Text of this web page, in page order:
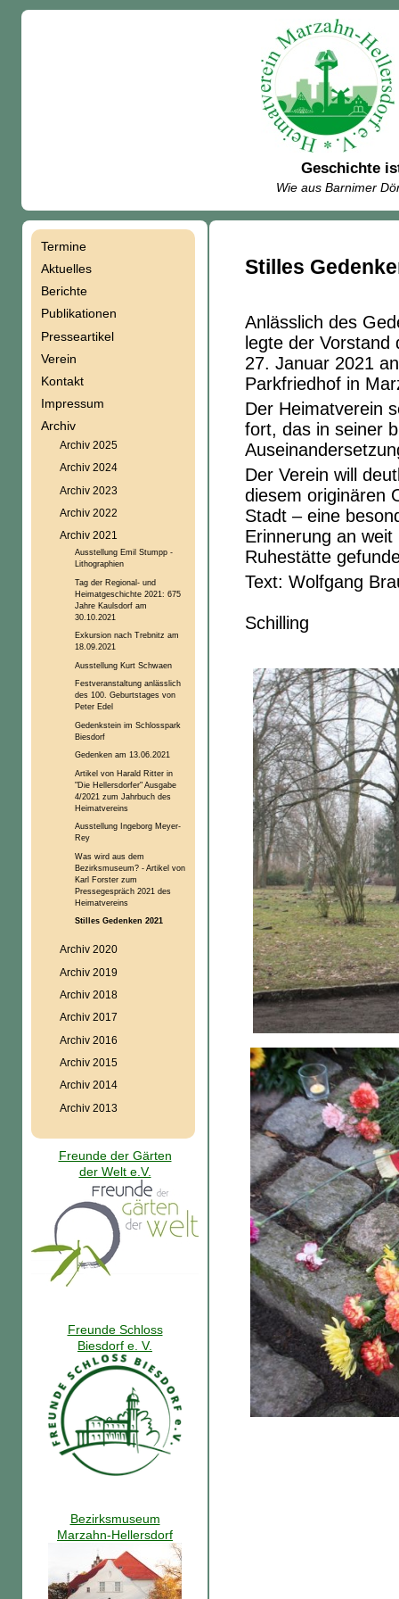
Geschichte
Wie aus Barnimer
Stilles
Anlässlich des
legte der
27. Januar 2021
Parkfriedhof in
Der Heimatverein
fort, das in seiner
Der Verein will
diesem originären
Stadt – eine
Erinnerung an
Ruhestätte
Text:
Schilling
Termine
Aktuelles
Berichte
Publikationen
Presseartikel
Verein
Kontakt
Impressum
Archiv
Archiv 2025
Archiv 2024
Archiv 2023
Archiv 2022
Archiv 2021
Ausstellung Emil Stumpp -
Lithographien
Tag der Regional- und
Heimatgeschichte 2021: 675
Jahre Kaulsdorf am
30.10.2021
Exkursion nach Trebnitz am
18.09.2021
Ausstellung Kurt Schwaen
Festveranstaltung anlässlich
des 100. Geburtstages von
Peter Edel
Gedenkstein im Schlosspark
Biesdorf
Gedenken am 13.06.2021
Artikel von Harald Ritter in
"Die Hellersdorfer" Ausgabe
4/2021 zum Jahrbuch des
Heimatvereins
Ausstellung Ingeborg Meyer-
Rey
Was wird aus dem
Bezirksmuseum? - Artikel von
Karl Forster zum
Pressegespräch 2021 des
Heimatvereins
Stilles Gedenken 2021
Archiv 2020
Archiv 2019
Archiv 2018
Archiv 2017
Archiv 2016
Archiv 2015
Archiv 2014
Archiv 2013
Freunde der Gärten
der Welt e.V.
Freunde Schloss
Biesdorf e. V.
Bezirksmuseum
Marzahn-Hellersdorf